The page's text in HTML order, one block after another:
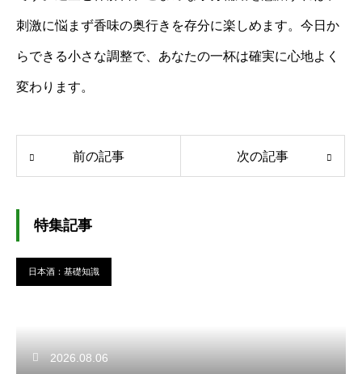
刺激に悩まず香味の奥行きを存分に楽しめます。今日か
らできる小さな調整で、あなたの一杯は確実に心地よく
変わります。
前の記事 次の記事
特集記事
日本酒：基礎知識
2026.08.06